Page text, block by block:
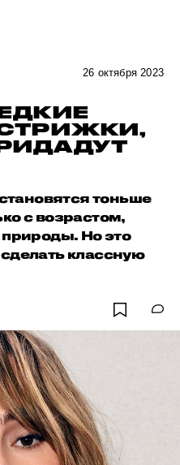
26 октября 2023
тоньше
с возрастом,
природы. Но это
классную